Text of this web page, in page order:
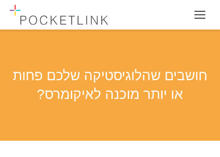
חושבים שהלוגיסטיקה שלכם פחות
או יותר מוכנה לאיקומרס?